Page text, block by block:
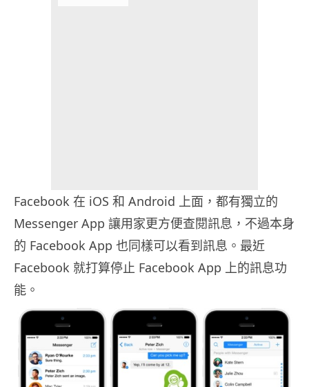
Facebook 在 iOS 和 Android 上面，都有獨立的
Messenger App 讓用家更方便查閱訊息，不過本身
的 Facebook App 也同樣可以看到訊息。最近
Facebook 就打算停止 Facebook App 上的訊息功
能。